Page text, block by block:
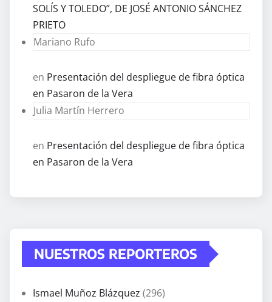
SOLÍS Y TOLEDO”, DE JOSÉ ANTONIO SÁNCHEZ
PRIETO
Mariano Rufo
en Presentación del despliegue de fibra óptica
en Pasaron de la Vera
Julia Martín Herrero
en Presentación del despliegue de fibra óptica
en Pasaron de la Vera
NUESTROS REPORTEROS
Ismael Muñoz Blázquez (296)